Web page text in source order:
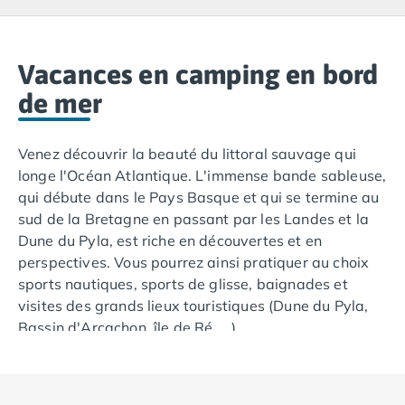
Camping Les Landes
Camping Biscarrosse
Camping Capbreton
Camping Messanges
Camping Moliets et Maa
Camping Sanguinet
Camping Seignosse
Camping Vieux Boucau les Bains
Camping Pyrénées Atlantiques
Camping Bayonne
Camping Biarritz
Camping Bidart
Vacances en camping en bord
de mer
Venez découvrir la beauté du littoral sauvage qui
longe l'Océan Atlantique. L'immense bande sableuse,
qui débute dans le Pays Basque et qui se termine au
sud de la Bretagne en passant par les Landes et la
Dune du Pyla, est riche en découvertes et en
perspectives. Vous pourrez ainsi pratiquer au choix
sports nautiques, sports de glisse, baignades et
visites des grands lieux touristiques (Dune du Pyla,
Bassin d'Arcachon, île de Ré, ...)